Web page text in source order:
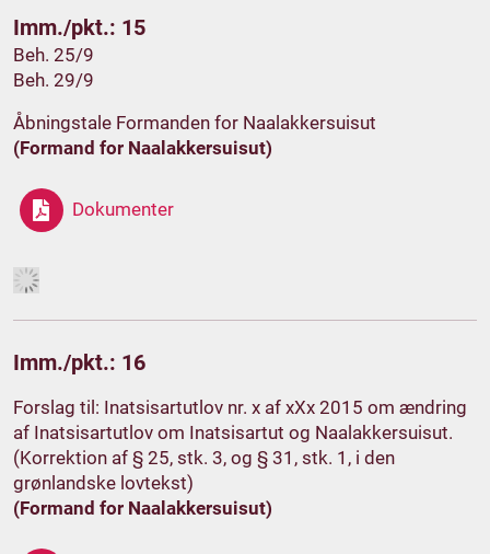
Imm./pkt.: 15
Beh. 25/9
Beh. 29/9
Åbningstale Formanden for Naalakkersuisut
(Formand for Naalakkersuisut)
Dokumenter
Imm./pkt.: 16
Forslag til: Inatsisartutlov nr. x af xXx 2015 om ændring
af Inatsisartutlov om Inatsisartut og Naalakkersuisut.
(Korrektion af § 25, stk. 3, og § 31, stk. 1, i den
grønlandske lovtekst)
(Formand for Naalakkersuisut)